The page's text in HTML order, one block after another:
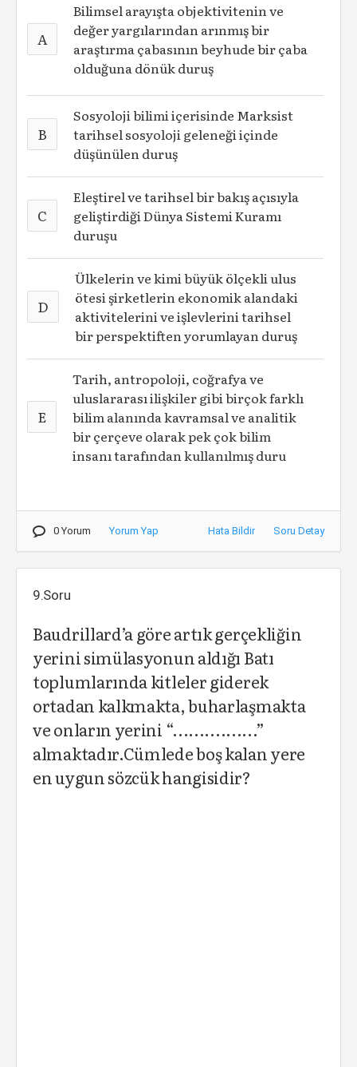
A
Bilimsel arayışta objektivitenin ve
değer yargılarından arınmış bir
araştırma çabasının beyhude bir çaba
olduğuna dönük duruş
B
Sosyoloji bilimi içerisinde Marksist
tarihsel sosyoloji geleneği içinde
düşünülen duruş
C
Eleştirel ve tarihsel bir bakış açısıyla
geliştirdiği Dünya Sistemi Kuramı
duruşu
D
Ülkelerin ve kimi büyük ölçekli ulus
ötesi şirketlerin ekonomik alandaki
aktivitelerini ve işlevlerini tarihsel
bir perspektiften yorumlayan duruş
E
Tarih, antropoloji, coğrafya ve
uluslararası ilişkiler gibi birçok farklı
bilim alanında kavramsal ve analitik
bir çerçeve olarak pek çok bilim
insanı tarafından kullanılmış duru
0 Yorum Yorum Yap Hata Bildir Soru Detay
9.Soru
Baudrillard’a göre artık gerçekliğin
yerini simülasyonun aldığı Batı
toplumlarında kitleler giderek
ortadan kalkmakta, buharlaşmakta
ve onların yerini “................”
almaktadır.Cümlede boş kalan yere
en uygun sözcük hangisidir?